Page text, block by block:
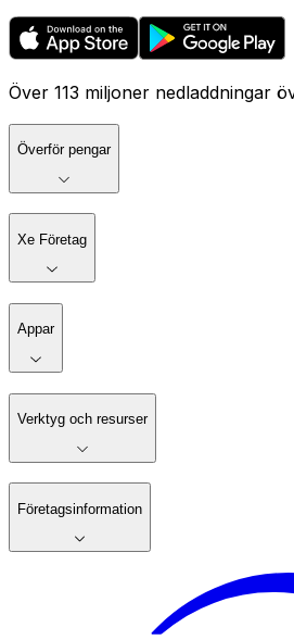
Över 113 miljoner nedladdningar
Överför pengar
Xe Företag
Appar
Verktyg och resurser
Företagsinformation